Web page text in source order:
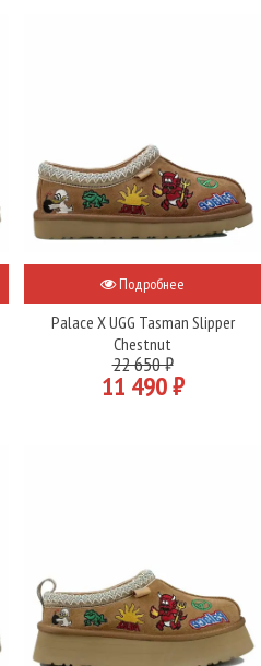
Подробнее
Palace X UGG Tasman Slipper
Chestnut
22 650 ₽
11 490 ₽